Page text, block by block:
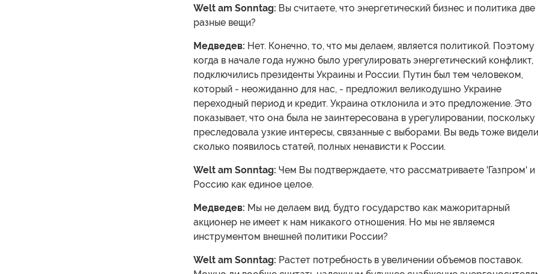
Welt am Sonntag: Вы считаете, что энергетический бизнес и политика две
разные вещи?
Медведев: Нет. Конечно, то, что мы делаем, является политикой. Поэтому
когда в начале года нужно было урегулировать энергетический конфликт,
подключились президенты Украины и России. Путин был тем человеком,
который - неожиданно для нас, - предложил великодушно Украине
переходный период и кредит. Украина отклонила и это предложение. Это
показывает, что она была не заинтересована в урегулировании, поскольку
преследовала узкие интересы, связанные с выборами. Вы ведь тоже
сколько появилось статей, полных ненависти к России.
Welt am Sonntag: Чем Вы подтверждаете, что рассматриваете 'Газпром' и
Россию как единое целое.
Медведев: Мы не делаем вид, будто государство как мажоритарный
акционер не имеет к нам никакого отношения. Но мы не являемся
инструментом внешней политики России?
Welt am Sonntag: Растет потребность в увеличении объемов поставок.